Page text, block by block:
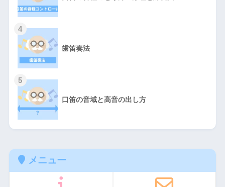
4
歯笛奏法
5
口笛の音域と高音の出し方
メニュー